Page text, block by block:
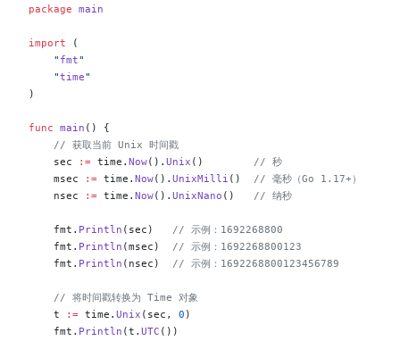
package main
import (
    "
fmt"
    "
time"
)
func main () {
    // 获取当前 Unix 时间戳
    sec
:= time. Now(). Unix () // 秒
    msec
:= time. Now(). UnixMilli () // 毫秒（Go 1.17+）
    nsec
:= time. Now(). UnixNano () // 纳秒
    fmt.
Println (sec) // 示例：1692268800
    fmt.
Println (msec) // 示例：1692268800123
    fmt.
Println (nsec) // 示例：1692268800123456789
    // 将时间戳转换为 Time 对象
    t
:= time. Unix (sec, 0 )
    fmt.
Println (t. UTC ())